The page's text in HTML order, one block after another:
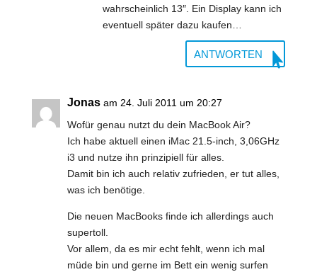
wahrscheinlich 13″. Ein Display kann ich
eventuell später dazu kaufen…
ANTWORTEN
Jonas am 24. Juli 2011 um 20:27
Wofür genau nutzt du dein MacBook Air?
Ich habe aktuell einen iMac 21.5-inch, 3,06GHz
i3 und nutze ihn prinzipiell für alles.
Damit bin ich auch relativ zufrieden, er tut alles,
was ich benötige.
Die neuen MacBooks finde ich allerdings auch
supertoll.
Vor allem, da es mir echt fehlt, wenn ich mal
müde bin und gerne im Bett ein wenig surfen